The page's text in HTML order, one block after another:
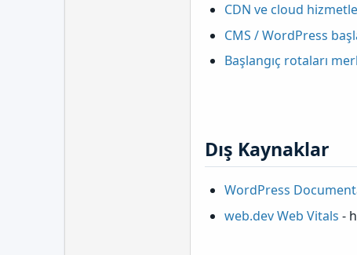
CDN ve cloud
CMS / WordPress
Başlangıç rotaları
Dış Kaynaklar​
WordPress
web.dev Web Vitals -